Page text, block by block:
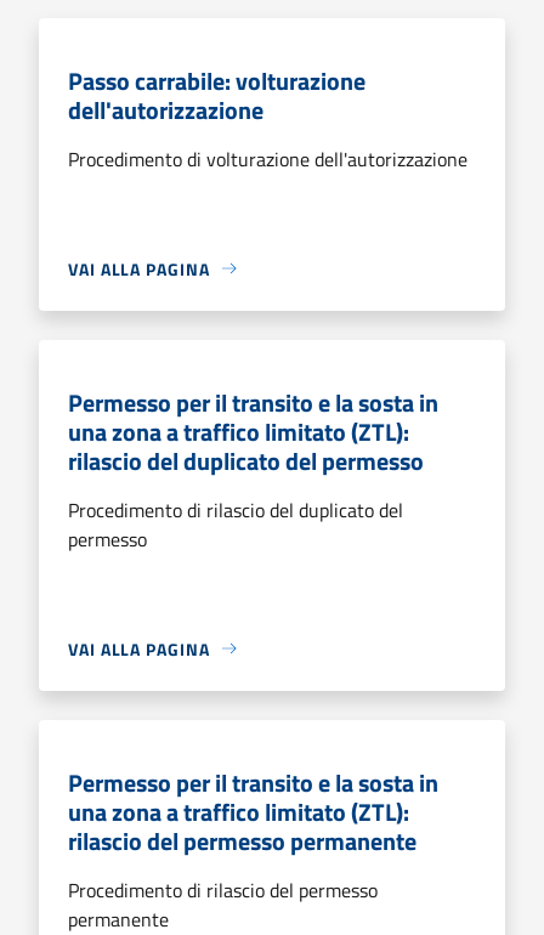
Passo carrabile: volturazione
dell'autorizzazione
Procedimento di volturazione dell'autorizzazione
VAI ALLA PAGINA
Permesso per il transito e la sosta in
una zona a traffico limitato (ZTL):
rilascio del duplicato del permesso
Procedimento di rilascio del duplicato del
permesso
VAI ALLA PAGINA
Permesso per il transito e la sosta in
una zona a traffico limitato (ZTL):
rilascio del permesso permanente
Procedimento di rilascio del permesso
permanente